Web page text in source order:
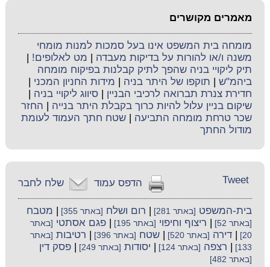
מאמרים מקושרים
מומחה בית המשפט אינו בעל סמכות למנות מומחי
משנה ו/או להורות על בדיקות מעבדה
מט לאלופים!
תיק ליקויי בניה שהפך לתיק קבלנות בפיקוח מומחה
ביהמ"ש
תוקפו של היתר בניה מידות החניון המכני
חדירת צנרת תברואה לרכיבי הבניין |סיווג ליקויי בניה
שיקום בניין עלול להיות כרוך בקבלת היתר בנייה
החזר
שכר טרחת מומחה התביעה |שטח חתך העמוד לעומת
מודול החתך
שלח לחבר הדפס עמוד Tweet
בית-המשפט [באתר 281] רום ושלח [באתר 355] מטבח
[באתר 52] ריצוף וחיפוי [באתר 195] |פגם אסתטי [באתר
20]
|דירה [באתר 520] |שטח [באתר 396] רטיבות [באתר
133]
רצפה [באתר 124] יסודות [באתר 249] |פסק דין
[באתר 482]